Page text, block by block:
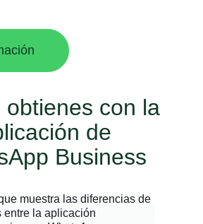
obtienes con la
de
Business